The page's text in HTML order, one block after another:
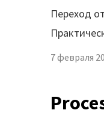
Переход
7 февраля